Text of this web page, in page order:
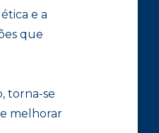
e a
que
torna-se
melhorar